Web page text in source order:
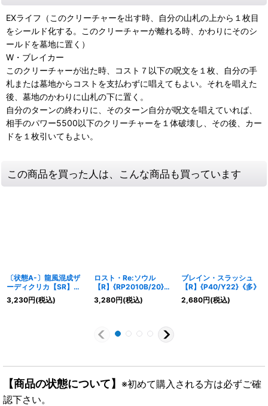
EXライフ（このクリーチャーを出す時、自分の山札の上から１枚目
をシールド化する。このクリーチャーが離れる時、かわりにそのシ
ールドを墓地に置く）
W・ブレイカー
このクリーチャーが出た時、コスト７以下の呪文を１枚、自分の手
札または墓地からコストを支払わずに唱えてもよい。それを唱えた
後、墓地のかわりに山札の下に置く。
自分のターンの終わりに、そのターン自分が呪文を唱えていれば、
相手のパワー5500以下のクリーチャーを１体破壊し、その後、カー
ドを１枚引いてもよい。
この商品を買った人は、こんな商品も買っています
〔状態A-〕龍風混成ザ
ーディクリカ【SR】
{RP1710B/20}《多》
3,230円(税込)
ロスト・Re:ソウル
【R】{RP2010B/20}
《闇》
3,280円(税込)
ブレイン・スラッシュ
【R】{P40/Y22}《多》
2,680円(税込)
【商品の状態について】 ※初めて購入される方は必ずご確
認下さい。